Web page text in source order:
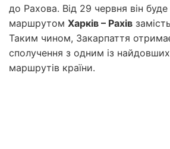
до Рахова. Від 29 червня він
маршрутом Харків – Рахів замість
Таким чином, Закарпаття
сполучення з одним із
маршрутів країни.